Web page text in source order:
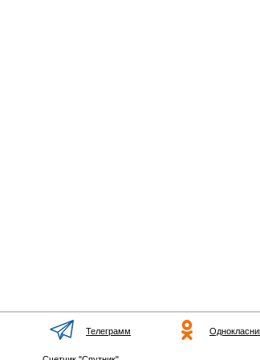
Телеграмм